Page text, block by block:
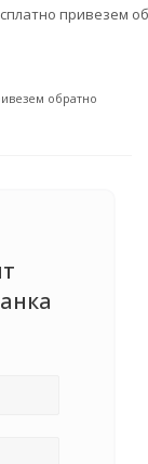
обратно